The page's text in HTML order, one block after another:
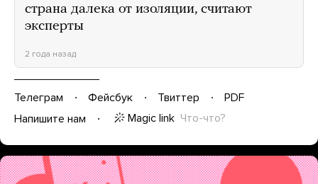
страна далека от изоляции, считают
эксперты
2 года назад
Телеграм Фейсбук Твиттер
PDF
Напишите нам
Magic link Что-что?